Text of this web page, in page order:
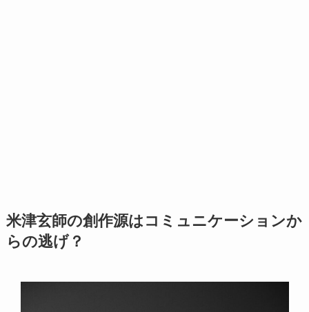
米津玄師の創作源はコミュニケーションか
らの逃げ？